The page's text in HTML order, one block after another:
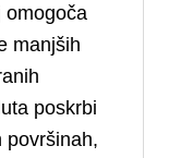
omogoča
manjših
poskrbi
površinah,